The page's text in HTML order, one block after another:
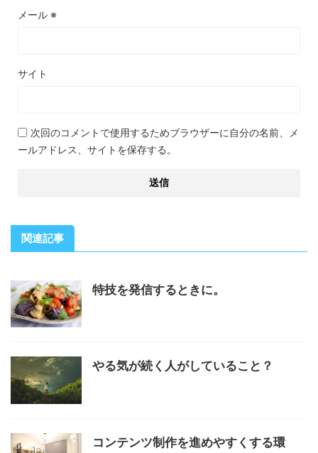
メール ※
サイト
次回のコメントで使用するためブラウザーに自分の名前、メ
ールアドレス、サイトを保存する。
関連記事
特技を発信するときに。
やる気が続く人がしていること？
コンテンツ制作を進めやすくする環